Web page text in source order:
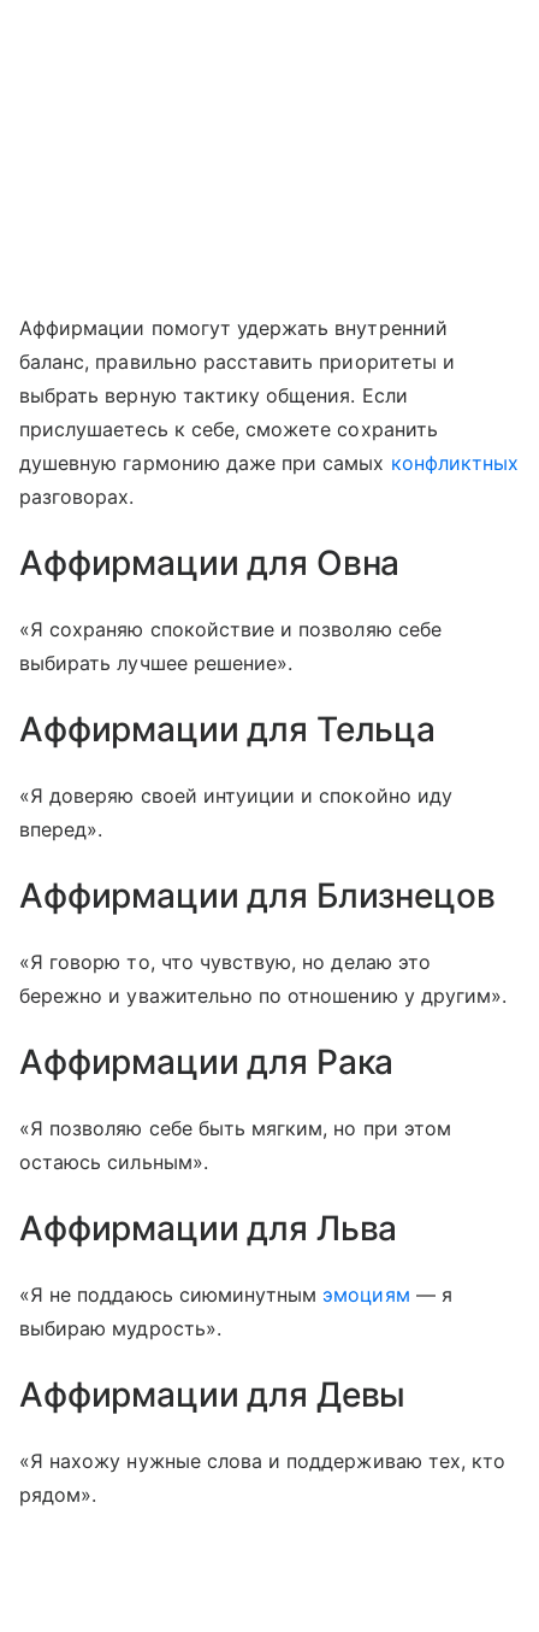
Аффирмации помогут удержать внутренний
баланс, правильно расставить приоритеты и
выбрать верную тактику общения. Если
прислушаетесь к себе, сможете сохранить
душевную гармонию даже при самых конфликтных
разговорах.
Аффирмации для Овна
«Я сохраняю спокойствие и позволяю себе
выбирать лучшее решение».
Аффирмации для Тельца
«Я доверяю своей интуиции и спокойно иду
вперед».
Аффирмации для Близнецов
«Я говорю то, что чувствую, но делаю это
бережно и уважительно по отношению у другим».
Аффирмации для Рака
«Я позволяю себе быть мягким, но при этом
остаюсь сильным».
Аффирмации для Льва
«Я не поддаюсь сиюминутным эмоциям — я
выбираю мудрость».
Аффирмации для Девы
«Я нахожу нужные слова и поддерживаю тех, кто
рядом».